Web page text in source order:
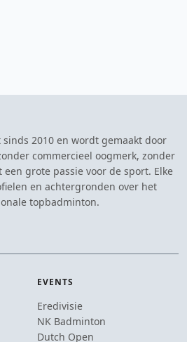
2010 en wordt gemaakt door
commercieel oogmerk, zonder
grote passie voor de sport. Elke
en achtergronden over het
topbadminton.
EVENTS
Eredivisie
NK Badminton
Dutch Open